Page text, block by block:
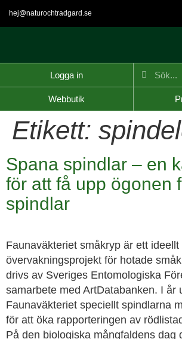
hej@naturochtradgard.se
Logga in
Webbutik
Etikett:
Spana spindlar – en
för att få upp ögonen
spindlar
Faunaväkteriet småkryp är ett ideellt
övervakningsprojekt för hotade
drivs av Sveriges Entomologiska
samarbete med ArtDatabanken. I år
Faunaväkteriet speciellt spindlarna
för att öka rapporteringen av
På den biologiska mångfaldens dag